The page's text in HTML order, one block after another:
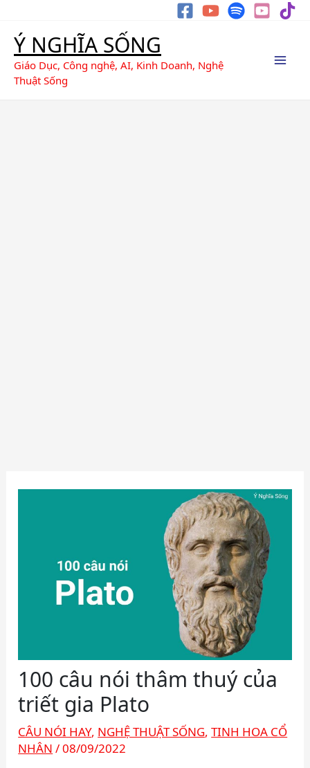
nội
dung
Ý NGHĨA SỐNG
Giáo Dục, Công nghệ, AI, Kinh Doanh, Nghệ
Thuật Sống
100 câu nói thâm thuý của
triết gia Plato
CÂU NÓI HAY, NGHỆ THUẬT SỐNG,TINH HOA CỔ
NHÂN /08/09/2022